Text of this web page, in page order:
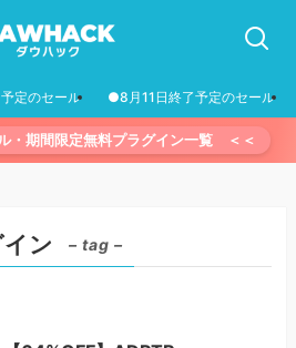
定のセール ●8月11日終了予定のセール
・期間限定無料プラグイン一覧 ＜＜
ン – tag –